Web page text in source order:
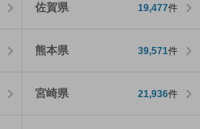
佐賀県 19,477件
熊本県 39,571件
宮崎県 21,936件